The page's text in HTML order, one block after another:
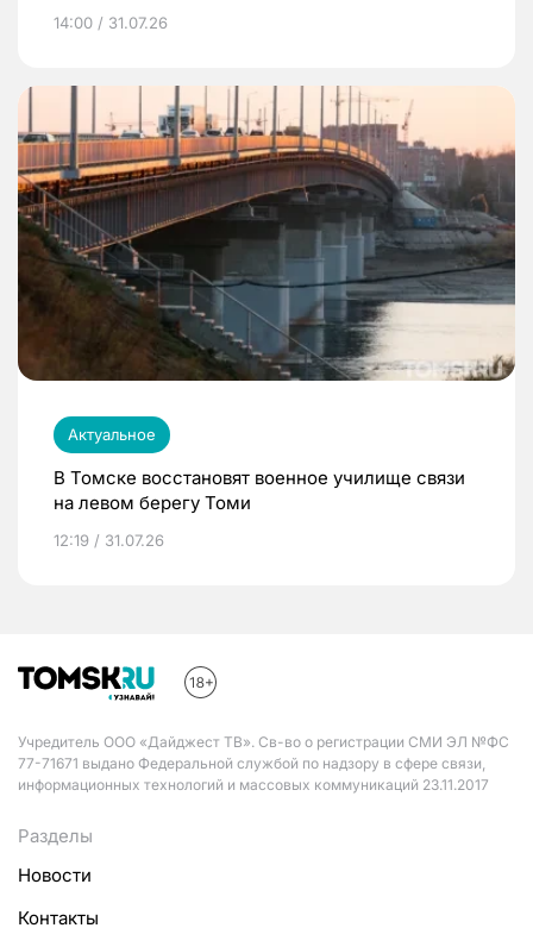
14:00 / 31.07.26
Актуальное
В Томске восстановят военное училище связи
на левом берегу Томи
12:19 / 31.07.26
Учредитель ООО «Дайджест ТВ». Св-во о регистрации СМИ ЭЛ №ФС
77-71671 выдано Федеральной службой по надзору в сфере связи,
информационных технологий и массовых коммуникаций 23.11.2017
Разделы
Новости
Контакты